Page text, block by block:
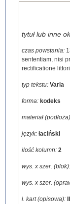
tytuł lub inne
czas powstania:
sententiam, nisi
rectificatione
typ tekstu: Varia
forma: kodeks
materiał
język: łaciński
ilość kolumn: 2
wys. x szer. (blok):
wys. x szer.
l. kart (opisowa):